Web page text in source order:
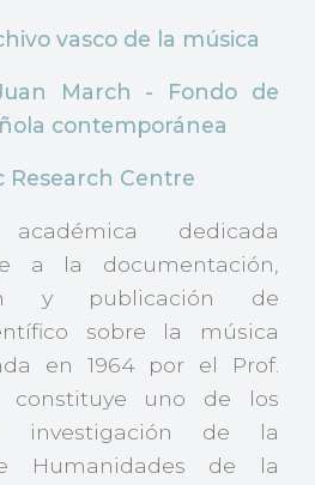
vasco de la música
March - Fondo de
contemporánea
Research Centre
dedicada
a la documentación,
y publicación de
sobre la música
en 1964 por el Prof.
constituye uno de los
investigación de la
Humanidades de la